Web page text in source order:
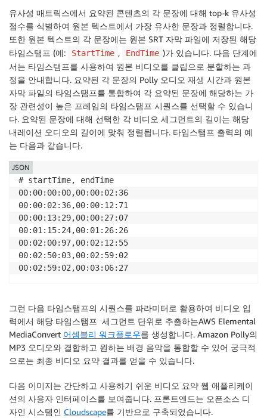
유사성 매트릭스에서 요약된 콘텐츠의 각 문장에 대해 top-k 유사성
점수를 식별하여 원본 텍스트에서 가장 유사한 문장과 정렬합니다.
또한 원본 텍스트의 각 문장에는 원본 SRT 자막 파일에 저장된 해당
타임스탬프 (예:
StartTime , EndTime )가 있습니다. 다음 단계에
서는 타임스탬프를 사용하여 원본 비디오를 클립으로 분할하는 과
정을 안내합니다. 요약된 각 문장의 Polly 오디오 재생 시간과 원본
자막 파일의 타임스탬프를 통합하여 각 요약된 문장에 해당하는 가
장 관련성이 높은 프레임의 타임스탬프 시퀀스를 선택할 수 있습니
다. 요약된 문장에 대해 선택한 각 비디오 세그먼트의 길이는 해당
내레이션 오디오의 길이에 맞춰 정렬됩니다. 타임스탬프 출력의 예
는 다음과 같습니다.
# startTime, endTime
00:00:00:00,00:00:02:36
00:00:02:36,00:00:12:71
00:00:13:29,00:00:27:07
00:01:15:24,00:01:26:26
00:02:00:97,00:02:12:55
00:02:50:03,00:02:59:02
00:02:59:02,00:03:06:27
JSON
그런 다음 타임스탬프의 시퀀스를 파라미터로 활용하여 비디오 입
력에서 해당 타임스탬프 세그먼트 단위로 추출하는AWS Elemental
MediaConvert 어셈블리 워크플로우를 생성합니다. Amazon Polly의
MP3 오디오와 결합하고 원하는 배경 음악을 통합할 수 있어 궁극적
으로는 최종 비디오 요약 결과를 얻을 수 있습니다.
다음 이미지는 간단하고 사용하기 쉬운 비디오 요약 웹 애플리케이
션의 사용자 인터페이스를 보여줍니다. 프론트엔드는 오픈소스 디
자인 시스템인 Cloudscape를 기반으로 구축되었습니다.